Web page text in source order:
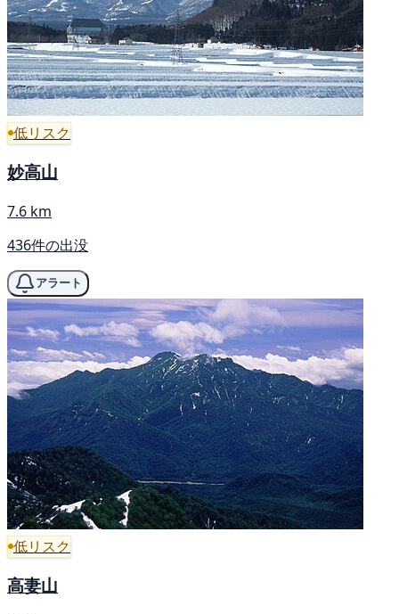
低リスク
妙高山
7.6 km
436件の出没
アラート
低リスク
高妻山